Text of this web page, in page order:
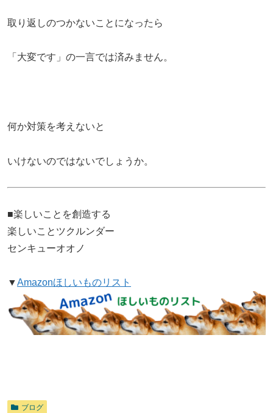
取り返しのつかないことになったら
「大変です」の一言では済みません。
何か対策を考えないと
いけないのではないでしょうか。
■楽しいことを創造する
楽しいことツクルンダー
センキューオオノ
▼Amazonほしいものリスト
ブログ